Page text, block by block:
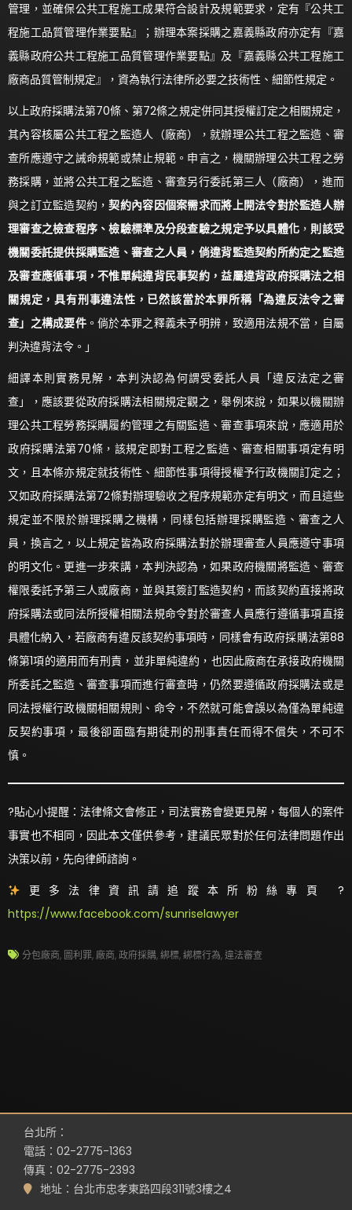
管理，並確保公共工程施工成果符合設計及規範要求，定有『公共工
程施工品質管理作業要點』；辦理本案採購之嘉義縣政府亦定有『嘉
義縣政府公共工程施工品質管理作業要點』及『嘉義縣公共工程施工
廠商品質管制規定』，資為執行法律所必要之技術性、細節性規定。
以上政府採購法第70條、第72條之規定併同其授權訂定之相關規定，
其內容核屬公共工程之監造人（廠商），就辦理公共工程之監造、審
查所應遵守之誡命規範或禁止規範。申言之，機關辦理公共工程之勞
務採購，並將公共工程之監造、審查另行委託第三人（廠商），進而
與之訂立監造契約，契約內容因個案需求而將上開法令對於監造人辦
理審查之檢查程序、檢驗標準及分段查驗之規定予以具體化 ，則該受
機關委託提供採購監造、審查之人員，倘違背監造契約所約定之監造
及審查應循事項，不惟單純違背民事契約，益屬違背政府採購法之相
關規定，具有刑事違法性，已然該當於本罪所稱「為違反法令之審
查」之構成要件。倘於本罪之釋義未予明辨，致適用法規不當，自屬
判決違背法令。」
細譯本則實務見解，本判決認為何謂受委託人員「違反法定之審
查」，應該要從政府採購法相關規定觀之，舉例來說，如果以機關辦
理公共工程勞務採購履約管理之有關監造、審查事項來說，應適用於
政府採購法第70條，該規定即對工程之監造、審查相關事項定有明
文，且本條亦規定就技術性、細節性事項得授權予行政機關訂定之；
又如政府採購法第72條對辦理驗收之程序規範亦定有明文，而且這些
規定並不限於辦理採購之機構，同樣包括辦理採購監造、審查之人
員，換言之，以上規定皆為政府採購法對於辦理審查人員應遵守事項
的明文化。更進一步來講，本判決認為，如果政府機關將監造、審查
權限委託予第三人或廠商，並與其簽訂監造契約，而該契約直接將政
府採購法或同法所授權相關法規命令對於審查人員應行遵循事項直接
具體化納入，若廠商有違反該契約事項時，同樣會有政府採購法第88
條第1項的適用而有刑責，並非單純違約，也因此廠商在承接政府機關
所委託之監造、審查事項而進行審查時，仍然要遵循政府採購法或是
同法授權行政機關相關規則、命令，不然就可能會誤以為僅為單純違
反契約事項，最後卻面臨有期徒刑的刑事責任而得不償失，不可不
慎。
?貼心小提醒：法律條文會修正，司法實務會變更見解，每個人的案件
事實也不相同，因此本文僅供參考，建議民眾對於任何法律問題作出
決策以前，先向律師諮詢。
更多法律資訊請追蹤本所粉絲專頁 ?
https://www.facebook.com/sunriselawyer
分包廠商, 圖利罪,廠商,政府採購,綁標,綁標行為,違法審查
台北所：
電話：02-2775-1363
傳真：02-2775-2393
地址：台北市忠孝東路四段311號3樓之4